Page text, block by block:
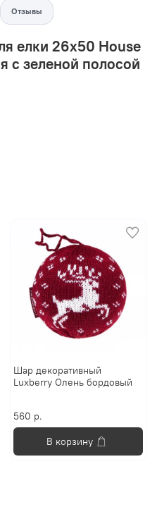
Отзывы
елки 26х50 House
с зеленой полосой
Шар декоративный
Luxberry Олень бордовый
560 р.
В корзину